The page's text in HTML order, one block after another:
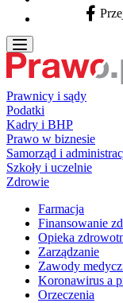
Prawnicy i sądy
Podatki
Kadry i BHP
Prawo w biznesie
Samorząd i
Szkoły i uczelnie
Zdrowie
Farmacja
Finansowanie
Opieka
Zarządzanie
Zawody
Koronawirus a
Orzeczenia